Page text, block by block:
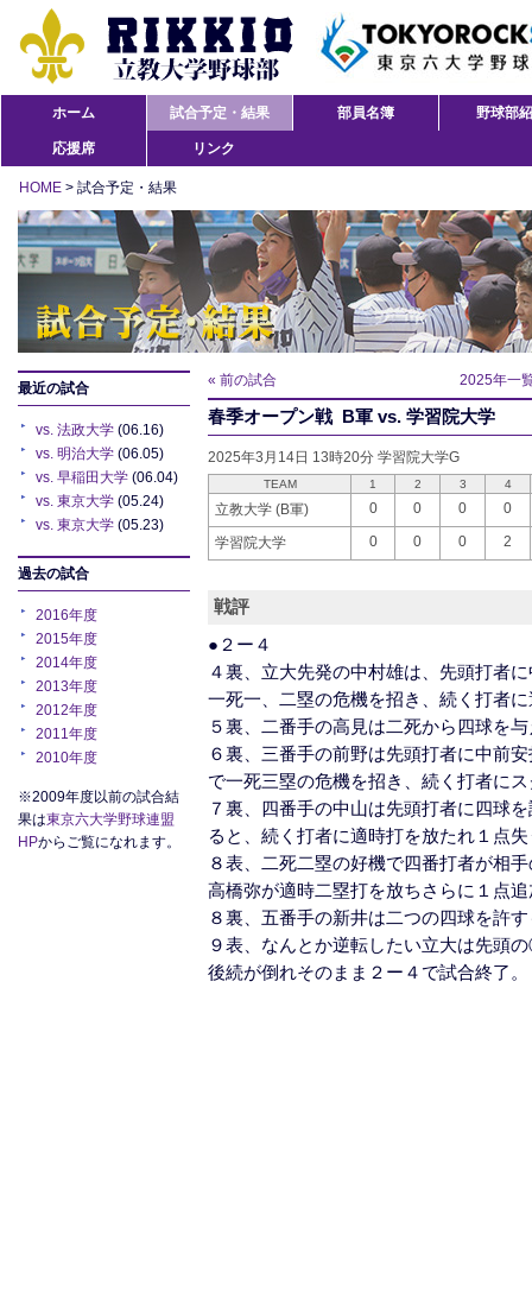
ホーム 試合予定・結果 部員名簿 野球部
応援席 リンク
HOME > 試合予定・結果
最近の試合
vs. 法政大学 (06.16)
vs. 明治大学 (06.05)
vs. 早稲田大学 (06.04)
vs. 東京大学 (05.24)
vs. 東京大学 (05.23)
過去の試合
2016年度
2015年度
2014年度
2013年度
2012年度
2011年度
2010年度
※2009年度以前の試合結
果は東京六大学野球連盟
HPからご覧になれます。
« 前の試合 2025年一
春季オープン戦 B軍 vs. 学習院大学
2025年3月14日 13時20分 学習院大学G
TEAM 1 2 3 4
立教大学 (B軍) 0 0 0 0
学習院大学 0 0 0 2
戦評
●２ー４
４裏、立大先発の中村雄は、先頭打者
一死一、二塁の危機を招き、続く打者
５裏、二番手の高見は二死から四球を
６裏、三番手の前野は先頭打者に中前
で一死三塁の危機を招き、続く打者に
７裏、四番手の中山は先頭打者に四球
ると、続く打者に適時打を放たれ１点
８表、二死二塁の好機で四番打者が相
高橋弥が適時二塁打を放ちさらに１点
８裏、五番手の新井は二つの四球を許
９表、なんとか逆転したい立大は先頭
後続が倒れそのまま２ー４で試合終了。